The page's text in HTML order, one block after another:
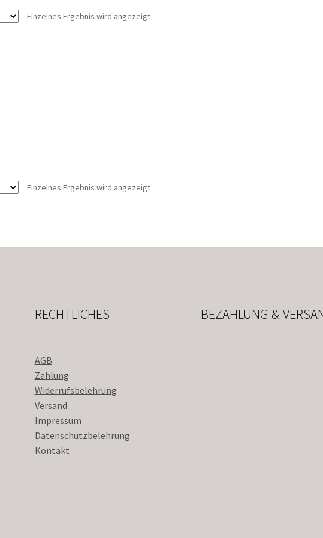
Einzelnes Ergebnis wird angezeigt
Einzelnes Ergebnis wird angezeigt
RECHTLICHES
AGB
Zahlung
Widerrufsbelehrung
Versand
Impressum
Datenschutzbelehrung
Kontakt
BEZAHLUNG &